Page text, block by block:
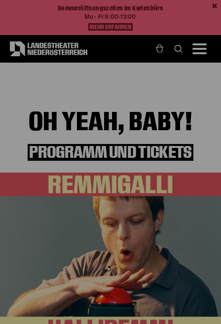
Sommeröffnungszeiten im Kartenbüro
Mo - Fr 9:00-13:00
MEHR ERFAHREN
OH YEAH, BABY!
PROGRAMM UND TICKETS